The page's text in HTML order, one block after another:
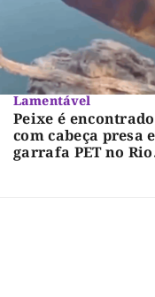
Lamentável
Peixe é encontrado
com cabeça presa
garrafa PET no Rio